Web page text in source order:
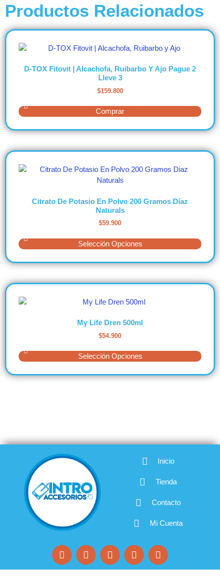
Productos Relacionados
D-TOX Fitovit | Alcachofa, Ruibarbo Y Ajo Pague 2
Lleve 3
$159.800
Comprar
Citrato De Potasio En Polvo 200 Gramos Díaz
Naturals
$59.900
Selección Opciones
My Life Dren 500ml
$54.900
Selección Opciones
Inicio
Tienda
Contacto
Mi Cuenta